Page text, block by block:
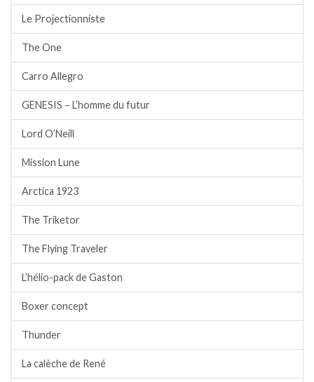
Le Projectionniste
The One
Carro Allegro
GENESIS – L’homme du futur
Lord O’Neill
Mission Lune
Arctica 1923
The Triketor
The Flying Traveler
L’hélio-pack de Gaston
Boxer concept
Thunder
La calèche de René